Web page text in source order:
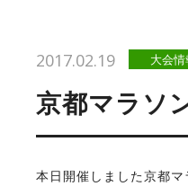
2017.02.19 大会情
京都マラソ
本日開催しました京都